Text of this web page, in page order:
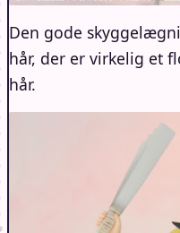
Den gode
hår, der er virkelig et
hår.